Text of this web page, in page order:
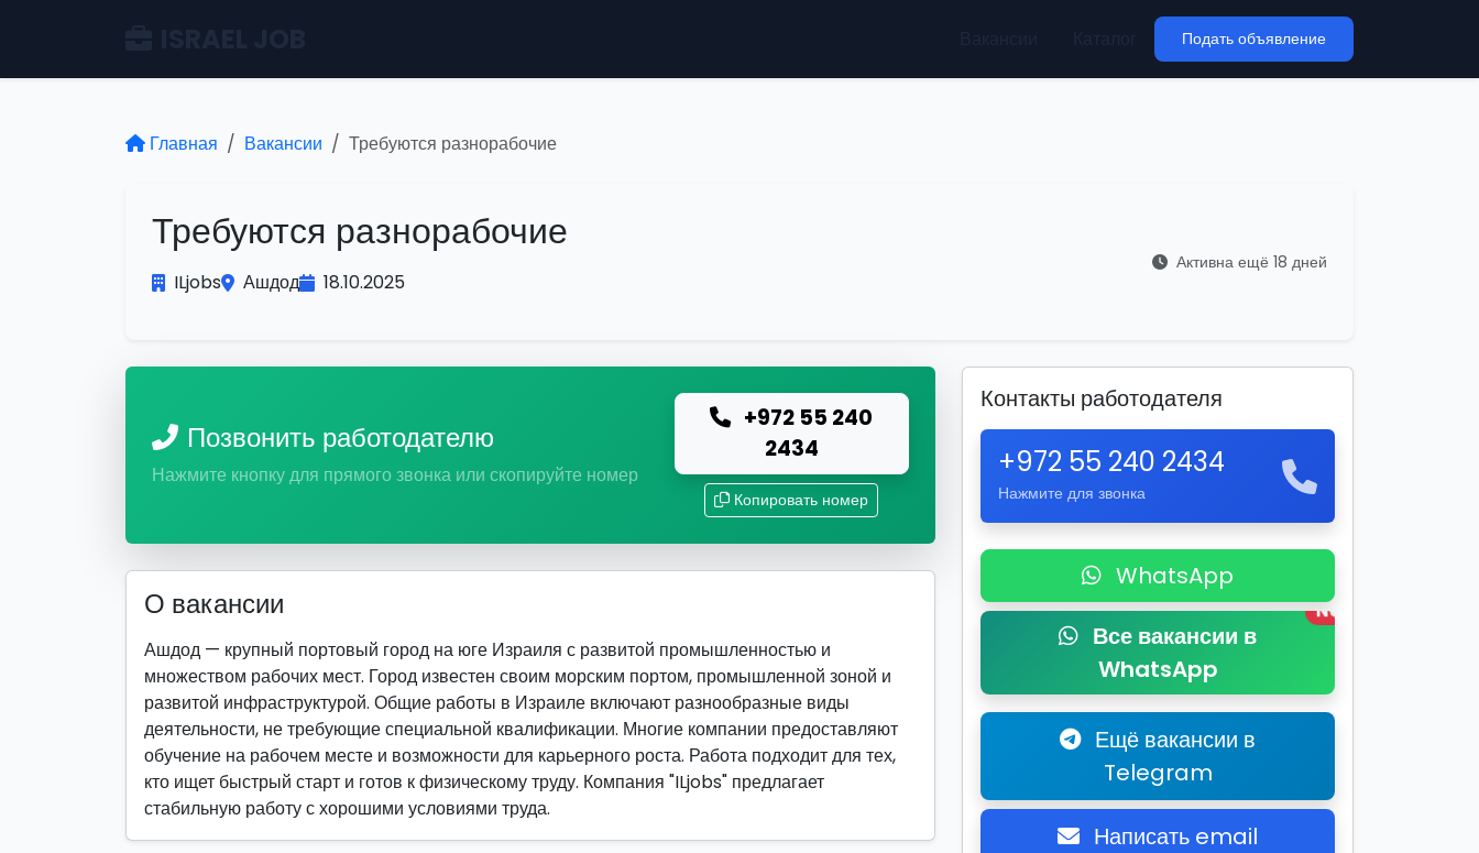
Подать объявление
Главная Вакансии Требуются разнорабочие
Требуются разнорабочие
ILjobs Ашдод 18.10.2025
Активна ещё 18 дней
Позвонить работодателю
Нажмите кнопку для прямого звонка или скопируйте номер
+972 55 240
2434
Копировать номер
О вакансии
Ашдод — крупный портовый город на юге Израиля с развитой промышленностью и
множеством рабочих мест. Город известен своим морским портом, промышленной зоной и
развитой инфраструктурой. Общие работы в Израиле включают разнообразные виды
деятельности, не требующие специальной квалификации. Многие компании предоставляют
обучение на рабочем месте и возможности для карьерного роста. Работа подходит для тех,
кто ищет быстрый старт и готов к физическому труду. Компания "ILjobs" предлагает
стабильную работу с хорошими условиями труда.
Контакты работодателя
+972 55 240 2434
Нажмите для звонка
WhatsApp
Все вакансии в
WhatsApp
New
Ещё вакансии в
Telegram
Написать email